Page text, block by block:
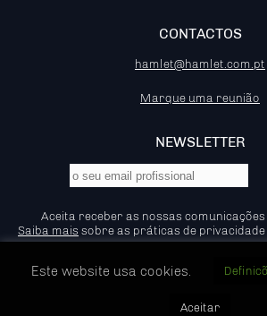
CONTACTOS
hamlet@hamlet.com.pt
Marque uma reunião
NEWSLETTER
Aceita receber as nossas
Saiba mais sobre as práticas de
Política de Privacidade e Cookies
Este website usa cookies.
Aceitar